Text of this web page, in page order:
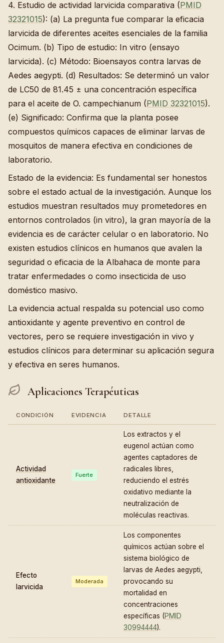
4. Estudio de actividad larvicida comparativa (PMID
32321015): (a) La pregunta fue comparar la eficacia
larvicida de diferentes aceites esenciales de la familia
Ocimum. (b) Tipo de estudio: In vitro (ensayo
larvicida). (c) Método: Bioensayos contra larvas de
Aedes aegypti. (d) Resultados: Se determinó un valor
de LC50 de 81.45 ± una concentración específica
para el aceite de O. campechianum (PMID 32321015).
(e) Significado: Confirma que la planta posee
compuestos químicos capaces de eliminar larvas de
mosquitos de manera efectiva en condiciones de
laboratorio.
Estado de la evidencia: Es fundamental ser honestos
sobre el estado actual de la investigación. Aunque los
estudios muestran resultados muy prometedores en
entornos controlados (in vitro), la gran mayoría de la
evidencia es de carácter celular o en laboratorio. No
existen estudios clínicos en humanos que avalen la
seguridad o eficacia de la Albahaca de monte para
tratar enfermedades o como insecticida de uso
doméstico masivo.
La evidencia actual respalda su potencial uso como
antioxidante y agente preventivo en control de
vectores, pero se requiere investigación in vivo y
estudios clínicos para determinar su aplicación segura
y efectiva en seres humanos.
Aplicaciones Terapéuticas
CONDICIÓN EVIDENCIA DETALLE
Actividad
antioxidante
Fuerte
Los extractos y el
eugenol actúan como
agentes captadores de
radicales libres,
reduciendo el estrés
oxidativo mediante la
neutralización de
moléculas reactivas.
Efecto
larvicida
Moderada
Los componentes
químicos actúan sobre el
sistema biológico de
larvas de Aedes aegypti,
provocando su
mortalidad en
concentraciones
específicas (PMID
30994444).